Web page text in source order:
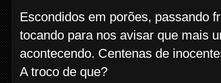
Escondidos em porões, passando
tocando para nos avisar que mais
acontecendo. Centenas de
A troco de que?